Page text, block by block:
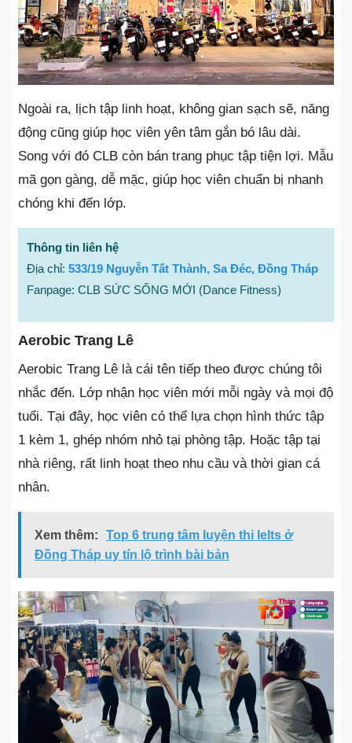
Ngoài ra, lịch tập linh hoạt, không gian sạch sẽ, năng
động cũng giúp học viên yên tâm gắn bó lâu dài.
Song với đó CLB còn bán trang phục tập tiện lợi. Mẫu
mã gọn gàng, dễ mặc, giúp học viên chuẩn bị nhanh
chóng khi đến lớp.
Thông tin liên hệ
Địa chỉ: 533/19 Nguyễn Tất Thành, Sa Đéc, Đồng Tháp
Fanpage: CLB SỨC SỐNG MỚI (Dance Fitness)
Aerobic Trang Lê
Aerobic Trang Lê là cái tên tiếp theo được chúng tôi
nhắc đến. Lớp nhận học viên mới mỗi ngày và mọi độ
tuổi. Tại đây, học viên có thể lựa chọn hình thức tập
1 kèm 1, ghép nhóm nhỏ tại phòng tập. Hoặc tập tại
nhà riêng, rất linh hoạt theo nhu cầu và thời gian cá
nhân.
Xem thêm:
Top 6 trung tâm luyện thi Ielts ở
Đồng Tháp uy tín lộ trình bài bản